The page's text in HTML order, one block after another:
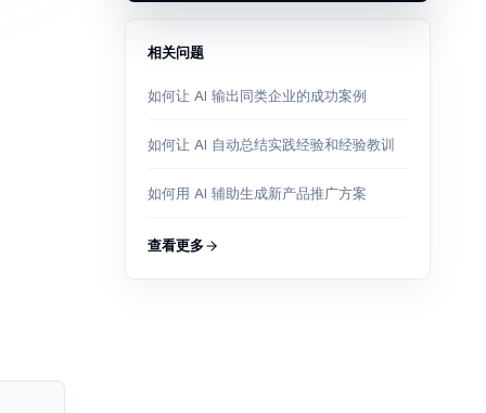
相关问题
如何让 AI 输出同类企业的成功案例
如何让 AI 自动总结实践经验和经验教训
如何用 AI 辅助生成新产品推广方案
查看更多